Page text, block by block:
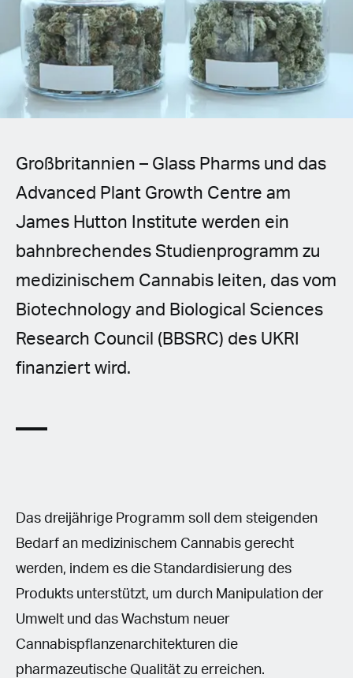
Spanish (Latin America)
German
French
Czech
Polish
Großbritannien – Glass Pharms und das
Advanced Plant Growth Centre am
James Hutton Institute werden ein
bahnbrechendes Studienprogramm zu
medizinischem Cannabis leiten, das vom
Biotechnology and Biological Sciences
Research Council (BBSRC) des UKRI
finanziert wird.
Das dreijährige Programm soll dem steigenden
Bedarf an medizinischem Cannabis gerecht
werden, indem es die Standardisierung des
Produkts unterstützt, um durch Manipulation der
Umwelt und das Wachstum neuer
Cannabispflanzenarchitekturen die
pharmazeutische Qualität zu erreichen.